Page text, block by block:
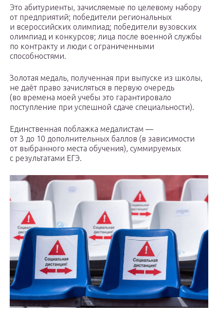
Это абитуриенты, зачисляемые по целевому набору
от предприятий; победители региональных
и всероссийских олимпиад; победители вузовских
олимпиад и конкурсов; лица после военной службы
по контракту и люди с ограниченными
способностями.
Золотая медаль, полученная при выпуске из школы,
не даёт право зачисляться в первую очередь
(во времена моей учебы это гарантировало
поступление при успешной сдаче специальности).
Единственная поблажка медалистам —
от 3 до 10 дополнительных баллов (в зависимости
от выбранного места обучения), суммируемых
с результатами ЕГЭ.